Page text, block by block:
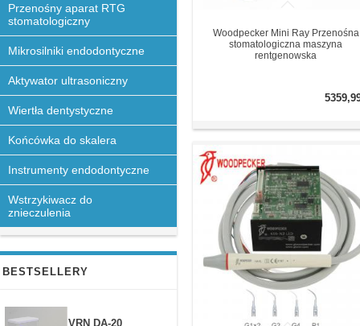
Przenośny aparat RTG
stomatologiczny
Mikrosilniki endodontyczne
Aktywator ultrasoniczny
Wiertła dentystyczne
Końcówka do skalera
Instrumenty endodontyczne
Wstrzykiwacz do
znieczulenia
BESTSELLERY
VRN DA-20
Woodpecker Mini Ray Przenośna
stomatologiczna maszyna
rentgenowska